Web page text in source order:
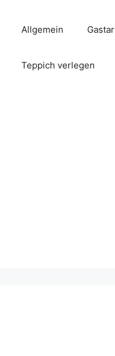
Allgemein
Teppich verlegen